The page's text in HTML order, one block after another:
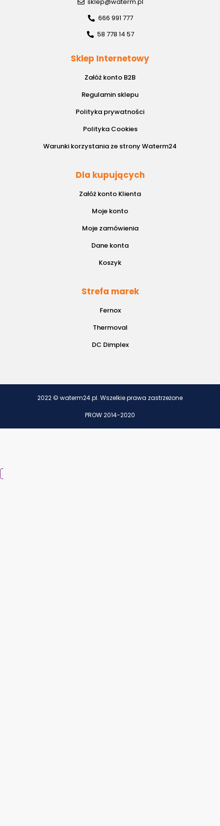
666 991 777
58 778 14 57
Sklep Internetowy
Załóż konto B2B
Regulamin sklepu
Polityka prywatności
Polityka Cookies
Warunki korzystania ze strony Waterm24
Dla kupujących
Załóż konto Klienta
Moje konto
Moje zamówienia
Dane konta
Koszyk
Strefa marek
Fernox
Thermoval
DC Dimplex
2022 © waterm24.pl. Wszelkie prawa zastrzeżone
PROW 2014-2020